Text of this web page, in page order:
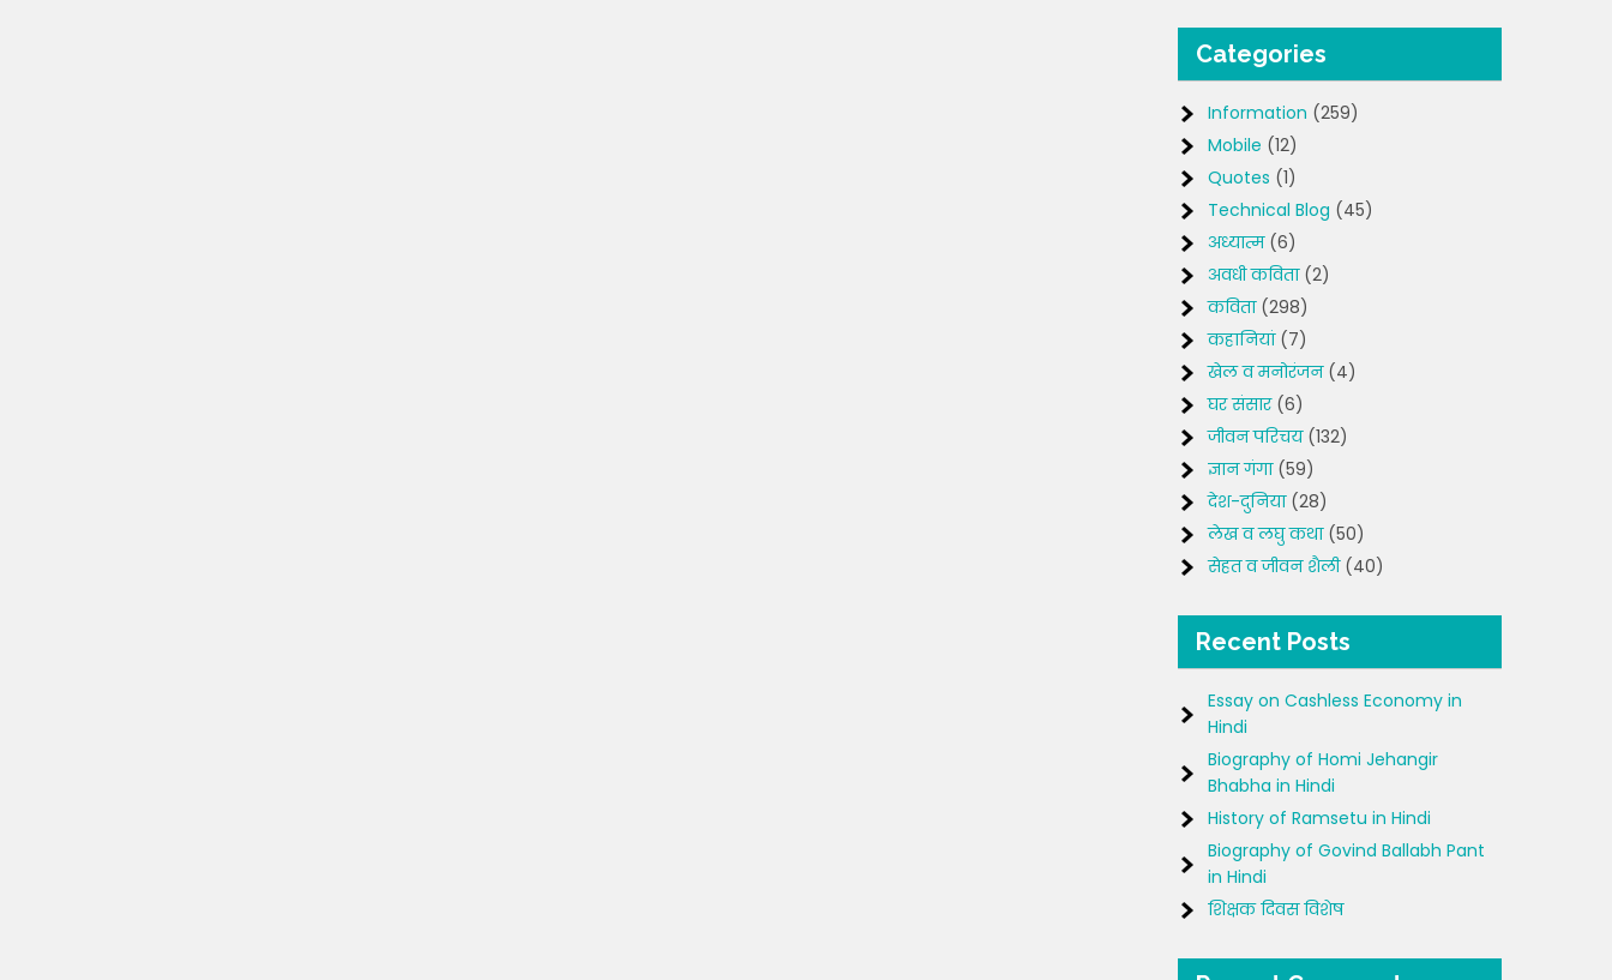
Categories
Information (259)
Mobile (12)
Quotes (1)
Technical Blog (45)
अध्यात्म(6)
अवधी कविता(2)
कविता(298)
कहानियां(7)
खेल व मनोरंजन(4)
घर संसार(6)
जीवन परिचय(132)
ज्ञान गंगा(59)
देश-दुनिया(28)
लेख व लघु कथा(50)
सेहत व जीवन शैली(40)
Recent Posts
Essay on Cashless Economy in
Hindi
Biography of Homi Jehangir
Bhabha in Hindi
History of Ramsetu in Hindi
Biography of Govind Ballabh Pant
in Hindi
शिक्षक दिवस विशेष